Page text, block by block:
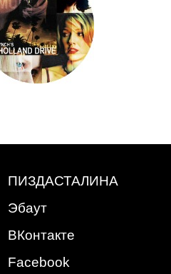
ПИЗДАСТАЛИНА
Эбаут
ВКонтакте
Facebook